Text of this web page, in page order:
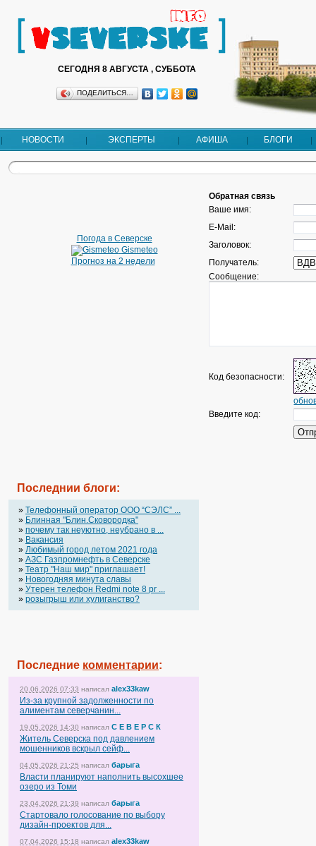
СЕГОДНЯ 8 АВГУСТА , СУББОТА
ПОДЕЛИТЬСЯ…
НОВОСТИ ЭКСПЕРТЫ АФИША БЛОГИ
Погода в Северске
Gismeteo
Прогноз на 2 недели
Последнии блоги:
» Телефонный оператор OOO “СЭЛС” ...
» Блинная "Блин.Сковородка"
» почему так неуютно, неубрано в ...
» Вакансия
» Любимый город летом 2021 года
» АЗС Газпромнефть в Северске
» Театр "Наш мир" приглашает!
» Новогодняя минута славы
» Утерен телефон Redmi note 8 pr ...
» розыгрыш или хулиганство?
Последние комментарии:
20.06.2026 07:33 написал alex33kaw
Из-за крупной задолженности по
алиментам северчанин...
19.05.2026 14:30 написал С Е В Е Р С К
Житель Северска под давлением
мошенников вскрыл сейф...
04.05.2026 21:25 написал барыга
Власти планируют наполнить высохшее
озеро из Томи
23.04.2026 21:39 написал барыга
Стартовало голосование по выбору
дизайн-проектов для...
07.04.2026 15:18 написал alex33kaw
Обратная связь
Ваше имя:
E-Mail:
Заголовок:
Получатель:
Сообщение:
Код безопасности:
Введите код: